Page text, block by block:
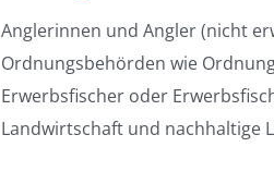
Anglerinnen und Angler (nicht
Ordnungsbehörden wie
Erwerbsfischer oder
Landwirtschaft und nachhaltige